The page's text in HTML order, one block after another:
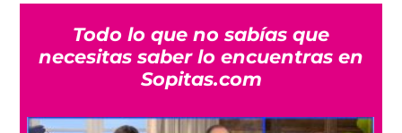
Todo lo que no sabías que
necesitas saber lo encuentras en
Sopitas.com